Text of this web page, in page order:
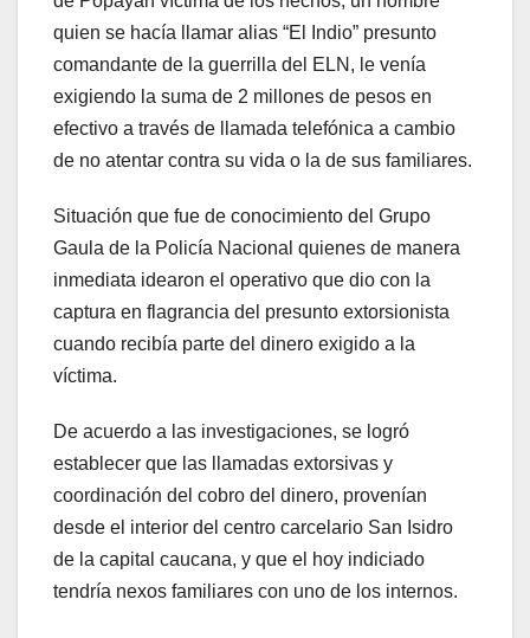
quien se hacía llamar alias “El Indio” presunto
comandante de la guerrilla del ELN, le venía
exigiendo la suma de 2 millones de pesos en
efectivo a través de llamada telefónica a cambio
de no atentar contra su vida o la de sus familiares.
Situación que fue de conocimiento del Grupo
Gaula de la Policía Nacional quienes de manera
inmediata idearon el operativo que dio con la
captura en flagrancia del presunto extorsionista
cuando recibía parte del dinero exigido a la
víctima.
De acuerdo a las investigaciones, se logró
establecer que las llamadas extorsivas y
coordinación del cobro del dinero, provenían
desde el interior del centro carcelario San Isidro
de la capital caucana, y que el hoy indiciado
tendría nexos familiares con uno de los internos.